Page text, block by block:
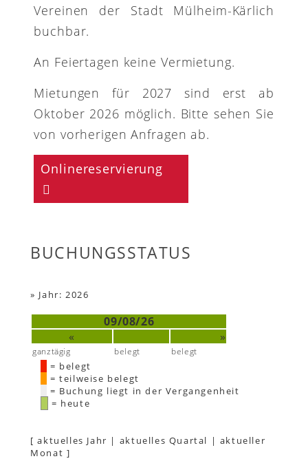
Vereinen der Stadt Mülheim-Kärlich
buchbar.
An Feiertagen keine Vermietung.
Mietungen für 2027 sind erst ab
Oktober 2026 möglich. Bitte sehen Sie
von vorherigen Anfragen ab.
Onlinereservierung
BUCHUNGSSTATUS
» Jahr: 2026
09/08/26
«
»
ganztägig belegt belegt
= belegt
= teilweise belegt
= Buchung liegt in der Vergangenheit
= heute
[aktuelles Jahr | aktuelles Quartal | aktueller
Monat ]